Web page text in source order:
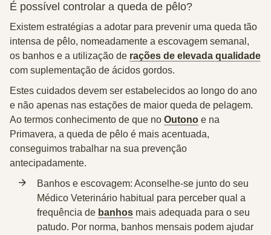
É possível controlar a queda de pêlo?
Existem estratégias a adotar para prevenir uma queda tão
intensa de pêlo, nomeadamente a escovagem semanal,
os banhos e a utilização de rações de elevada qualidade
com suplementação de ácidos gordos.
Estes cuidados devem ser estabelecidos ao longo do ano
e não apenas nas estações de maior queda de pelagem.
Ao termos conhecimento de que no Outono e na
Primavera, a queda de pêlo é mais acentuada,
conseguimos trabalhar na sua prevenção
antecipadamente.
Banhos e escovagem: Aconselhe-se junto do seu
Médico Veterinário habitual para perceber qual a
frequência de banhos mais adequada para o seu
patudo. Por norma, banhos mensais podem ajudar